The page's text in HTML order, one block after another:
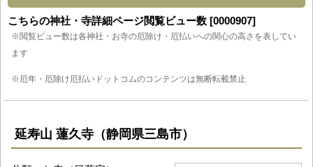
こちらの神社・寺詳細ページ閲覧ビュー数 [0000907]
※閲覧ビュー数は各神社・お寺の厄除け・厄払いへの関心の高さを表してい
ます
※厄年・厄除け厄払いドットコムのコンテンツは無断転載禁止
延寿山 蓮久寺（静岡県三島市）